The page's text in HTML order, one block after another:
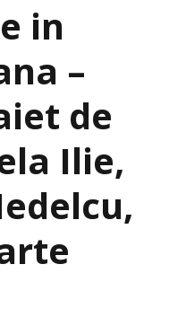
in
–
de
Ilie,